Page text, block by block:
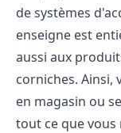
de systèmes
enseigne est
aussi aux
corniches.
en magasin ou
tout ce que vous